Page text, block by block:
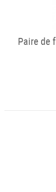
Paire de